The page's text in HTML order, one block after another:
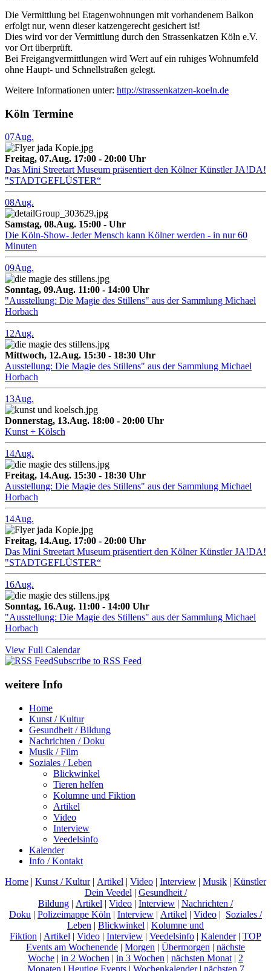
Die Vermittlung bei Etagenwohnungen mit vorhandenem Balkon
erfolgt nur, wenn dieser katzengerecht gesichert ist!
Dies wird vor der Vermittlung durch den Strassenkatzen Köln e.V.
vor Ort überprüft.
Bei Freigangvermittlungen wird Wert auf ein ruhiges Wohnumfeld
ohne Haupt- und Schnellstraßen gelegt.
Weitere Informationen unter: http://strassenkatzen-koeln.de
Köln Termine
07Aug.
Freitag, 07.Aug. 17:00 - 20:00 Uhr
Das Mini Streetart Museum präsentiert den Kölner Künstler JA!DA!
"STADTGEFLÜSTER“
08Aug.
Samstag, 08.Aug. 15:00 - Uhr
Die Köln-Show- Jeder Mensch kann Kölner werden - in nur 60
Minuten
09Aug.
Sonntag, 09.Aug. 11:00 - 14:00 Uhr
"Ausstellung: Die Magie des Stillens" aus der Sammlung Michael
Horbach
12Aug.
Mittwoch, 12.Aug. 15:30 - 18:30 Uhr
Ausstellung: Die Magie des Stillens" aus der Sammlung Michael
Horbach
13Aug.
Donnerstag, 13.Aug. 18:00 - 20:00 Uhr
Kunst + Kölsch
14Aug.
Freitag, 14.Aug. 15:30 - 18:30 Uhr
Ausstellung: Die Magie des Stillens" aus der Sammlung Michael
Horbach
14Aug.
Freitag, 14.Aug. 17:00 - 20:00 Uhr
Das Mini Streetart Museum präsentiert den Kölner Künstler JA!DA!
"STADTGEFLÜSTER“
16Aug.
Sonntag, 16.Aug. 11:00 - 14:00 Uhr
"Ausstellung: Die Magie des Stillens" aus der Sammlung Michael
Horbach
View Full Calendar
Subscribe to RSS Feed
weitere Info
Home
Kunst / Kultur
Gesundheit / Bildung
Nachrichten / Doku
Musik / Film
Soziales / Leben
Blickwinkel
Tieren helfen
Kolumne und Fiktion
Artikel
Video
Interview
Veedelsinfo
Kalender
Info / Kontakt
Home | Kunst / Kultur| Artikel | Video | Interview | Musik | Künstler
Dein Veedel | Gesundheit /
Bildung | Artikel | Video | Interview | Nachrichten /
Doku | Polizeimappe Köln | Interview | Artikel | Video | Soziales /
Leben | Blickwinkel | Kolumne und
Fiktion | Artikel | Video | Interview | Veedelsinfo | Kalender| TOP
Events am Wochenende | Morgen | Übermorgen | nächste
Woche | in 2 Wochen | in 3 Wochen | nächsten Monat | 2
Monaten | Heutige Events| Wochenkalender| nächsten 7